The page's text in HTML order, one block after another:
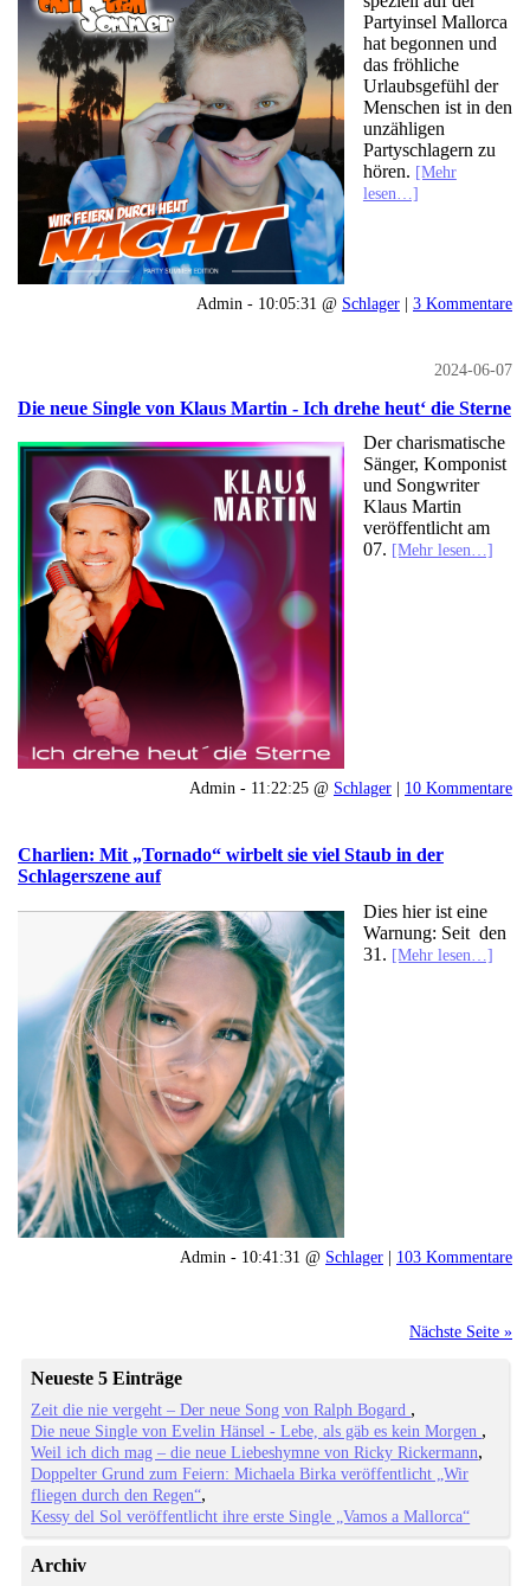
Partyinsel Mallorca
hat begonnen und
das fröhliche
Urlaubsgefühl der
Menschen ist in den
unzähligen
Partyschlagern zu
hören. [Mehr
lesen…]
Admin - 10:05:31 @ Schlager | 3 Kommentare
2024-06-07
Die neue Single von Klaus Martin - Ich drehe heut‘ die Sterne
Der charismatische
Sänger, Komponist
und Songwriter
Klaus Martin
veröffentlicht am
07. [Mehr lesen…]
Admin - 11:22:25 @ Schlager | 10 Kommentare
Charlien: Mit „Tornado“ wirbelt sie viel Staub in der
Schlagerszene auf
Dies hier ist eine
Warnung: Seit den
31. [Mehr lesen…]
Admin - 10:41:31 @ Schlager | 103 Kommentare
Nächste Seite »
Neueste 5 Einträge
Zeit die nie vergeht – Der neue Song von Ralph Bogard
Die neue Single von Evelin Hänsel - Lebe, als gäb es kein Morgen
Weil ich dich mag – die neue Liebeshymne von Ricky Rickermann
Doppelter Grund zum Feiern: Michaela Birka veröffentlicht „Wir
fliegen durch den Regen“
Kessy del Sol veröffentlicht ihre erste Single „Vamos a Mallorca“
Archiv